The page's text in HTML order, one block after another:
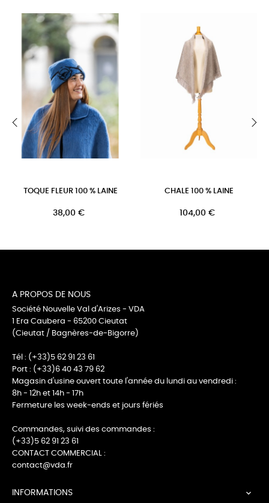
TOQUE FLEUR 100 % LAINE
38,00 €
CHALE 100 % LAINE
104,00 €
A PROPOS DE NOUS
Société Nouvelle Val d'Arizes - VDA
1 Era Caubera - 65200 Cieutat
(Cieutat / Bagnères-de-Bigorre)
Tél : (+33)5 62 91 23 61
Port : (+33)6 40 43 79 62
Magasin d'usine ouvert toute l'année du lundi au vendredi :
8h - 12h et 14h - 17h
Fermeture les week-ends et jours fériés
Commandes, suivi des commandes :
(+33)5 62 91 23 61
CONTACT COMMERCIAL :
contact@vda.fr
INFORMATIONS 